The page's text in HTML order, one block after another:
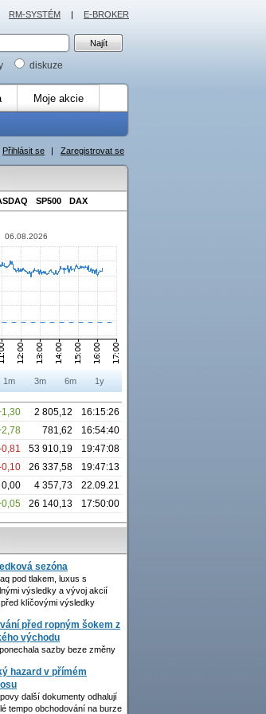
diskuze
Moje akcie
Přihlásit se | Zaregistrovat se
SP500 DAX
06.08.2026
1m 3m 6m 1y
2 805,12
16:15:26
781,62
16:54:40
0,81 53 910,19
19:47:08
0,10 26 337,58
19:47:13
0,00 4 357,73
22.09.21
26 140,13 17:50:00
sezóna
pod tlakem, luxus s
výsledky a vývoj akcií
klíčovými výsledky
před ropným šokem z
východu
sazby beze změny
hazard v přímém
další dokumenty odhalují
tempo obchodování na burze
RM-SYSTÉM | E-BROKER